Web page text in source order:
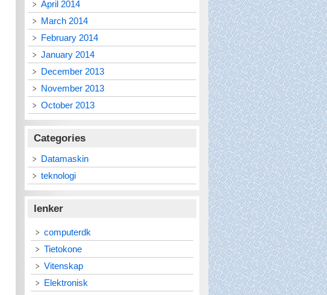
April 2014
March 2014
February 2014
January 2014
December 2013
November 2013
October 2013
Categories
Datamaskin
teknologi
lenker
computerdk
Tietokone
Vitenskap
Elektronisk